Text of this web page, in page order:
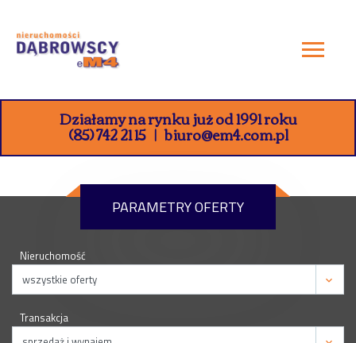
Działamy na rynku już od 1991 roku
(85) 742 21 15 biuro@em4.com.pl
PARAMETRY OFERTY
Nieruchomość
Transakcja